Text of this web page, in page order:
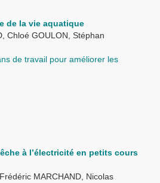
de la vie aquatique
Chloé GOULON, Stéphan
de travail pour améliorer les
à l’électricité en petits cours
MARCHAND, Nicolas